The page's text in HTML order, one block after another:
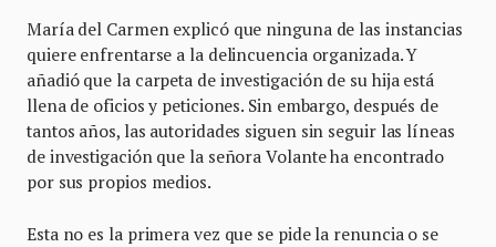
María del Carmen explicó que ninguna de las instancias
quiere enfrentarse a la delincuencia organizada. Y
añadió que la carpeta de investigación de su hija está
llena de oficios y peticiones. Sin embargo, después de
tantos años, las autoridades siguen sin seguir las líneas
de investigación que la señora Volante ha encontrado
por sus propios medios.
Esta no es la primera vez que se pide la renuncia o se